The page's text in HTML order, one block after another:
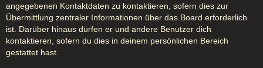
angegebenen Kontaktdaten zu kontaktieren, sofern dies zur
Übermittlung zentraler Informationen über das Board erforderlich
ist. Darüber hinaus dürfen er und andere Benutzer dich
kontaktieren, sofern du dies in deinem persönlichen Bereich
gestattet hast.